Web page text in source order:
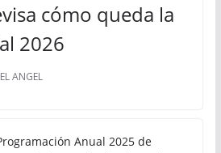
cómo queda la
2026
ANGEL
Anual 2025 de